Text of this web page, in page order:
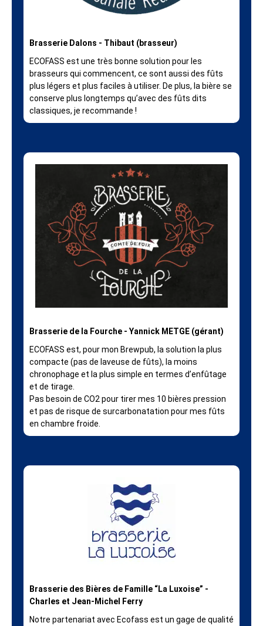
Brasserie Dalons - Thibaut (brasseur)
ECOFASS est une très bonne solution pour les
brasseurs qui commencent, ce sont aussi des fûts
plus légers et plus faciles à utiliser. De plus, la bière se
conserve plus longtemps qu’avec des fûts dits
classiques, je recommande !
Brasserie de la Fourche - Yannick METGE (gérant)
ECOFASS est, pour mon Brewpub, la solution la plus
compacte (pas de laveuse de fûts), la moins
chronophage et la plus simple en termes d’enfûtage
et de tirage.
Pas besoin de CO2 pour tirer mes 10 bières pression
et pas de risque de surcarbonatation pour mes fûts
en chambre froide.
Brasserie des Bières de Famille “La Luxoise” -
Charles et Jean-Michel Ferry
Notre partenariat avec Ecofass est un gage de qualité